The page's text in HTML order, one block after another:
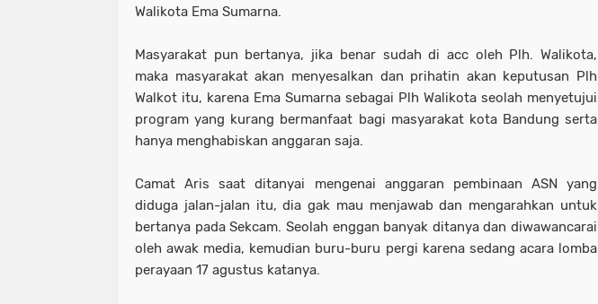
Walikota Ema Sumarna.
Masyarakat pun bertanya, jika benar sudah di acc oleh Plh. Walikota,
maka masyarakat akan menyesalkan dan prihatin akan keputusan Plh
Walkot itu, karena Ema Sumarna sebagai Plh Walikota seolah menyetujui
program yang kurang bermanfaat bagi masyarakat kota Bandung serta
hanya menghabiskan anggaran saja.
Camat Aris saat ditanyai mengenai anggaran pembinaan ASN yang
diduga jalan-jalan itu, dia gak mau menjawab dan mengarahkan untuk
bertanya pada Sekcam. Seolah enggan banyak ditanya dan diwawancarai
oleh awak media, kemudian buru-buru pergi karena sedang acara lomba
perayaan 17 agustus katanya.